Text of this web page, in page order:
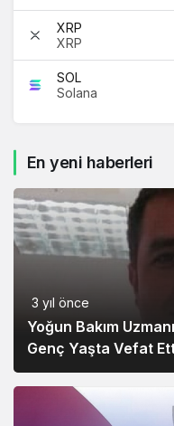
XRP
XRP
SOL
Solana
En yeni haberleri
3 yıl önce
Yoğun Bakım
Genç Yaşta Vefat